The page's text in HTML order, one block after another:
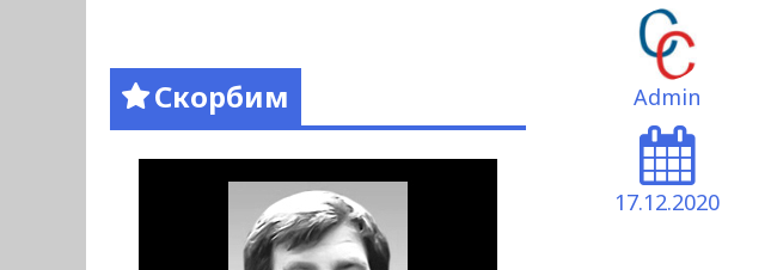
Admin
17.12.2020
Скорбим